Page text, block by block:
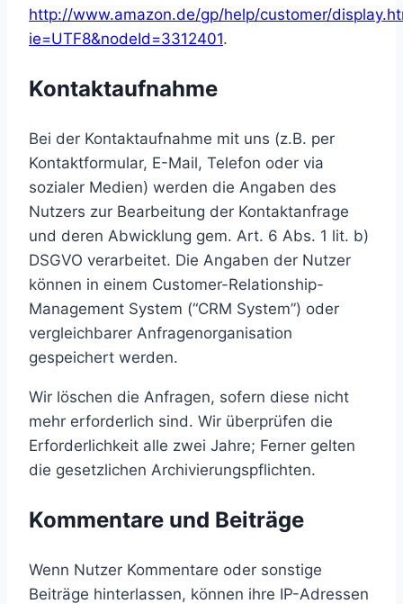
http://www.amazon.de/gp/help/customer/
ie=UTF8&nodeId=3312401.
Kontaktaufnahme
Bei der Kontaktaufnahme mit uns (z.B. per
Kontaktformular, E-Mail, Telefon oder via
sozialer Medien) werden die Angaben des
Nutzers zur Bearbeitung der Kontaktanfrage
und deren Abwicklung gem. Art. 6 Abs. 1 lit. b)
DSGVO verarbeitet. Die Angaben der Nutzer
können in einem Customer-Relationship-
Management System (“CRM System”) oder
vergleichbarer Anfragenorganisation
gespeichert werden.
Wir löschen die Anfragen, sofern diese nicht
mehr erforderlich sind. Wir überprüfen die
Erforderlichkeit alle zwei Jahre; Ferner gelten
die gesetzlichen Archivierungspflichten.
Kommentare und Beiträge
Wenn Nutzer Kommentare oder sonstige
Beiträge hinterlassen, können ihre IP-Adressen